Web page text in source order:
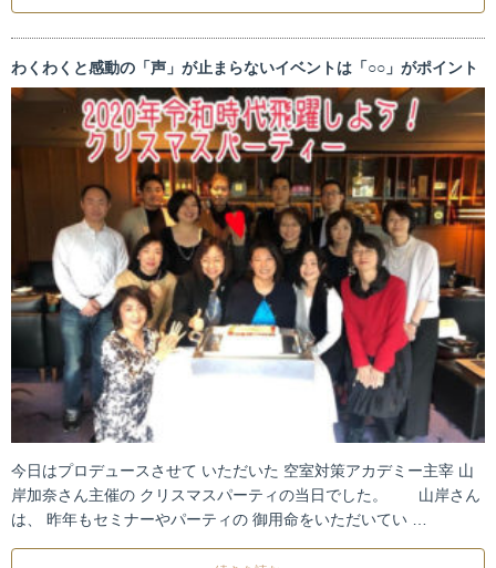
わくわくと感動の「声」が止まらないイベントは「○○」がポイント
今日はプロデュースさせて いただいた 空室対策アカデミー主宰 山
岸加奈さん主催の クリスマスパーティの当日でした。 山岸さん
は、 昨年もセミナーやパーティの 御用命をいただいてい …